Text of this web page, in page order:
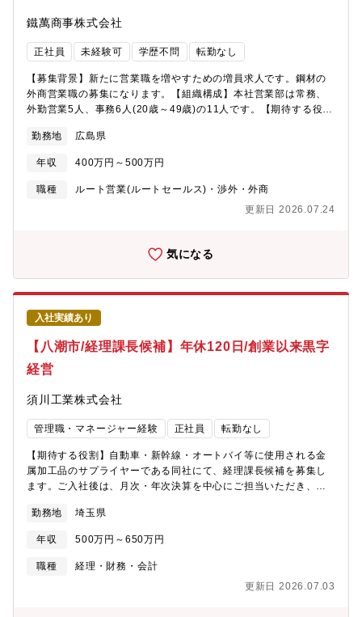
鐵萬商事株式会社
正社員 未経験可 学歴不問 転勤なし
【募集背景】新たに営業職を増やすための増員求人です。鋼材の
外商営業職の募集になります。【組織構成】本社営業部は常務、
外勤営業5人、事務6人(20歳～49歳)の11人です。【期待する役
客からの問合せおよび受注対応・受注内容のシステム入力(独自シ
ステム)→指示書発行 →工場への対応依頼・見積書作成および見
積回答・価格決定および製品価格交渉・工場での製造工程および
納期管理・顧客への定期訪問や新規先への営業
勤務地 広島県
年収 400万円～500万円
職種
ルート営業(ルートセールス)・渉外・外商
更新日 2026.07.24
気になる
入社実績あり
【八潮市/経理課長候補】年休120日/創業以来黒字
経営
須川工業株式会社
管理職・マネージャー経験 正社員 転勤なし
【期待する役割】自動車・新幹線・オートバイ等に使用される金
属加工品のサプライヤーである同社にて、経理課長候補を募集し
ます。ご入社後は、月次・年次決算を中心にご担当いただき、そ
ていただきます。＜具体的には＞・仕訳対応、伝票処理・月次決
算、年次決算・財務諸表のとりまとめ・資金繰り表作成・各種
税、決算申告業務・固定資産管理業務 など※使用システム：
EXPLANNER/Ax【配属先情報】経理部：役員(50代)、メンバー1
織です。係長の退職に伴う欠員補充ですが、単なる補充ではな
勤務地 埼玉県
年収 500万円～650万円
職種
経理・財務・会計
更新日 2026.07.03